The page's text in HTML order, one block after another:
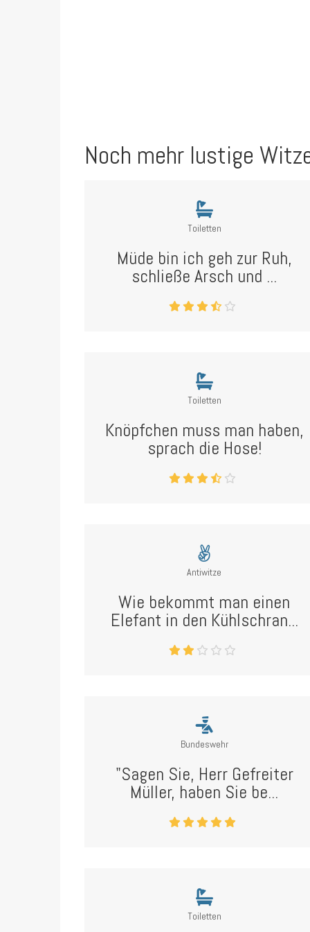
Noch mehr lustige
Toiletten
Müde bin ich geh zur Ruh,
schließe Arsch und ...
Toiletten
Knöpfchen muss man haben,
sprach die Hose!
Antiwitze
Wie bekommt man einen
Elefant in den Kühlschran...
Bundeswehr
"Sagen Sie, Herr Gefreiter
Müller, haben Sie be...
Toiletten